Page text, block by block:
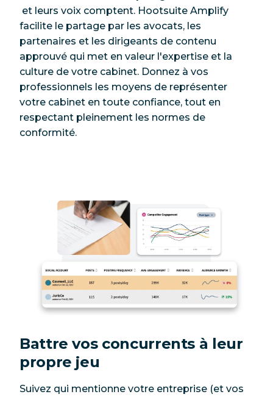
et leurs voix comptent. Hootsuite Amplify
facilite le partage par les avocats, les
partenaires et les dirigeants de contenu
approuvé qui met en valeur l'expertise et la
culture de votre cabinet. Donnez à vos
professionnels les moyens de représenter
votre cabinet en toute confiance, tout en
respectant pleinement les normes de
conformité.
Battre vos concurrents à leur
propre jeu
Suivez qui mentionne votre entreprise (et vos